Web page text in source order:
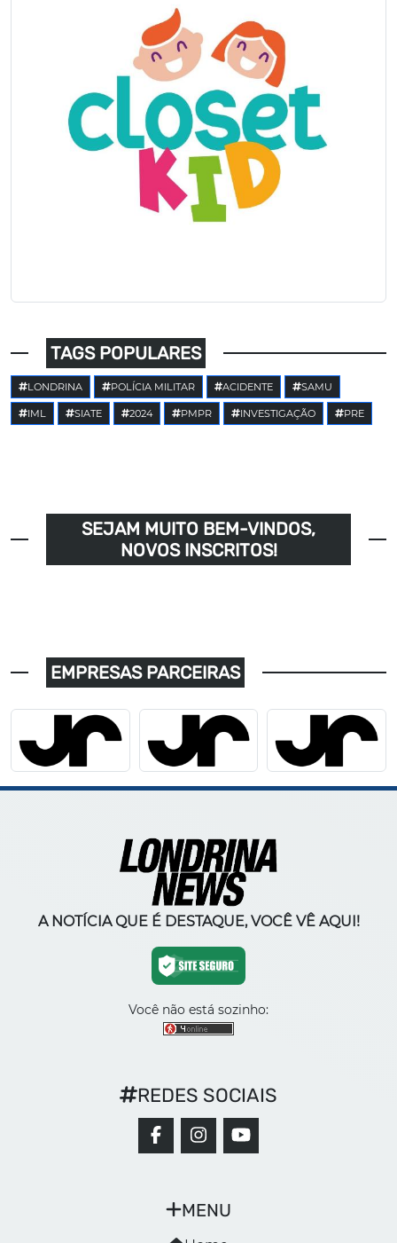
TAGS POPULARES
LONDRINA POLÍCIA MILITAR ACIDENTE SAMU
IML SIATE 2024 PMPR INVESTIGAÇÃO PRE
SEJAM MUITO BEM-VINDOS,
NOVOS INSCRITOS!
EMPRESAS PARCEIRAS
A NOTÍCIA QUE É DESTAQUE, VOCÊ VÊ AQUI!
Você não está sozinho:
MENU
REDES SOCIAIS